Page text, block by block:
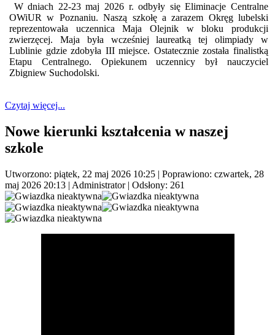
W dniach 22-23 maj 2026 r. odbyły się Eliminacje Centralne
OWiUR w Poznaniu. Naszą szkołę a zarazem Okręg lubelski
reprezentowała uczennica Maja Olejnik w bloku produkcji
zwierzęcej. Maja była wcześniej laureatką tej olimpiady w
Lublinie gdzie zdobyła III miejsce. Ostatecznie została finalistką
Etapu Centralnego. Opiekunem uczennicy był nauczyciel
Zbigniew Suchodolski.
Czytaj więcej...
Nowe kierunki kształcenia w naszej
szkole
Utworzono: piątek, 22 maj 2026 10:25 | Poprawiono: czwartek, 28
maj 2026 20:13 | Administrator| Odsłony: 261